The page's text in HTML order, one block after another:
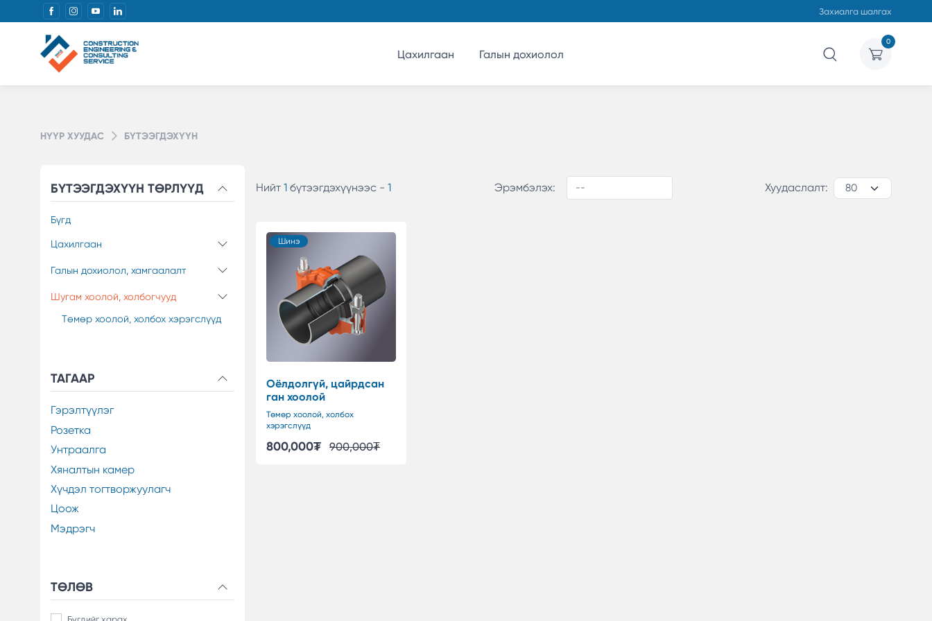
Захиалга шалгах
Цахилгаан Галын дохиолол
0
НҮҮР ХУУДАС БҮТЭЭГДЭХҮҮН
БҮТЭЭГДЭХҮҮН ТӨРЛҮҮД
Бүгд
Цахилгаан
Галын дохиолол, хамгаалалт
Шугам хоолой, холбогчууд
Төмөр хоолой, холбох хэрэгслүүд
ТАГААР
Гэрэлтүүлэг
Розетка
Унтраалга
Хяналтын камер
Хүчдэл тогтворжуулагч
Цоож
Мэдрэгч
ТӨЛӨВ
Нийт 1 бүтээгдэхүүнээс - 1 Эрэмбэлэх: Хуудаслалт:
Шинэ
Оёлдолгүй, цайрдсан
ган хоолой
Төмөр хоолой, холбох
хэрэгслүүд
800,000₮ 900,000₮